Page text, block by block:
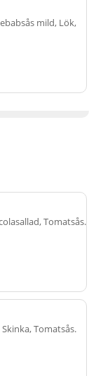
mild, Lök,
Tomatsås.
Tomatsås.